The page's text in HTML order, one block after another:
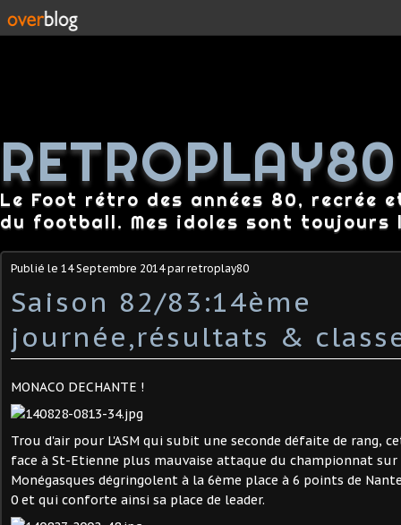
RETROPLAY80
Le Foot rétro des années 80, recrée
du football. Mes idoles sont toujours
Publié le 14 Septembre 2014par retroplay80
Saison 82/83:14ème
journée,résultats &
MONACO DECHANTE !
Trou d'air pour L'ASM qui subit une seconde défaite de rang,
face à St-Etienne plus mauvaise attaque du championnat sur
Monégasques dégringolent à la 6ème place à 6 points de
0 et qui conforte ainsi sa place de leader.